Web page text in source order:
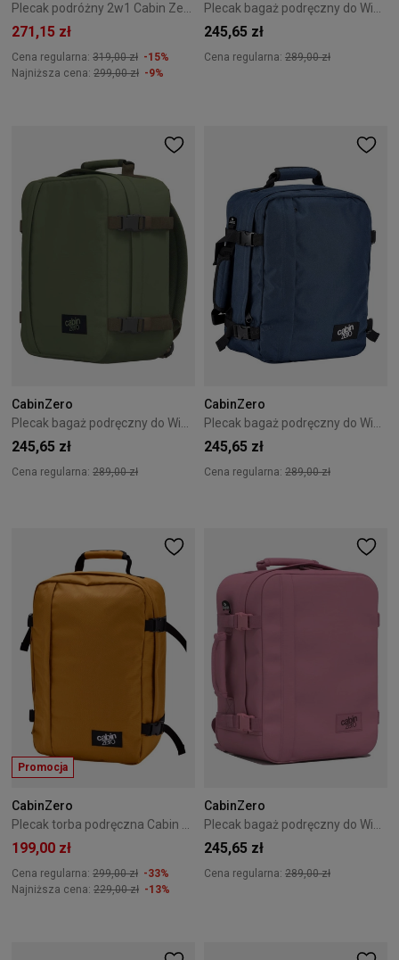
Plecak podróżny 2w1 Cabin Zero Classic Tech 28L Zen Garden
271,15 zł
Cena regularna: 319,00 zł -15%
Najniższa cena: 299,00 zł -9%
Plecak bagaż podręczny do Wizzair Cabin Zero Classic 28L Original Grey
245,65 zł
Cena regularna: 289,00 zł
CabinZero
245,65 zł
Cena regularna: 289,00 zł
CabinZero
245,65 zł
Cena regularna: 289,00 zł
Promocja
CabinZero
199,00 zł
Cena regularna: 299,00 zł -33%
Najniższa cena: 229,00 zł -13%
CabinZero
245,65 zł
Cena regularna: 289,00 zł